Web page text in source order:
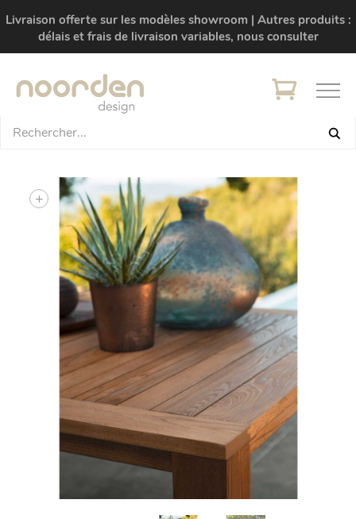
Livraison offerte sur les modèles showroom | Autres produits :
délais et frais de livraison variables, nous consulter
+